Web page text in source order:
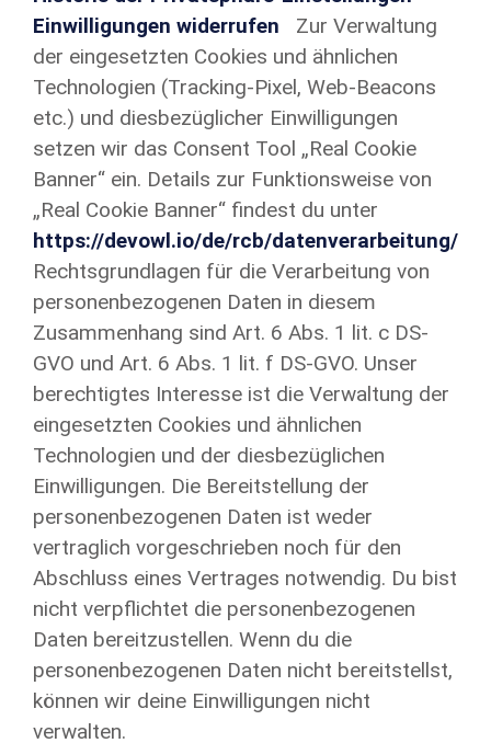
Einwilligungen widerrufen Zur Verwaltung
der eingesetzten Cookies und ähnlichen
Technologien (Tracking-Pixel, Web-Beacons
etc.) und diesbezüglicher Einwilligungen
setzen wir das Consent Tool „Real Cookie
Banner“ ein. Details zur Funktionsweise von
„Real Cookie Banner“ findest du unter
https://devowl.io/de/rcb/datenverarbeitung/
Rechtsgrundlagen für die Verarbeitung von
personenbezogenen Daten in diesem
Zusammenhang sind Art. 6 Abs. 1 lit. c DS-
GVO und Art. 6 Abs. 1 lit. f DS-GVO. Unser
berechtigtes Interesse ist die Verwaltung der
eingesetzten Cookies und ähnlichen
Technologien und der diesbezüglichen
Einwilligungen. Die Bereitstellung der
personenbezogenen Daten ist weder
vertraglich vorgeschrieben noch für den
Abschluss eines Vertrages notwendig. Du bist
nicht verpflichtet die personenbezogenen
Daten bereitzustellen. Wenn du die
personenbezogenen Daten nicht bereitstellst,
können wir deine Einwilligungen nicht
verwalten.